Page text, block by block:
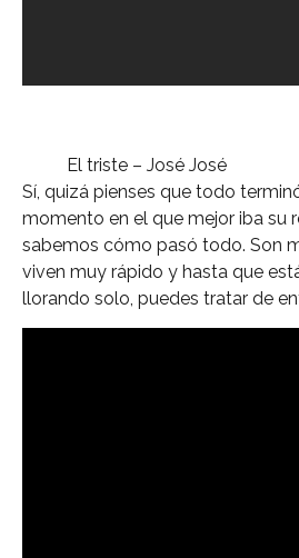
El triste – José José
Sí, quizá pienses que todo
momento en el que mejor iba su
sabemos cómo pasó todo. Son
viven muy rápido y hasta que
llorando solo, puedes tratar de